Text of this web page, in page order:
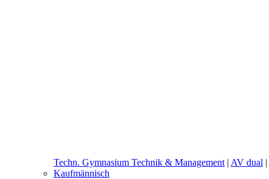
Techn. Gymnasium Technik & Management | AV dual |
Kaufmännisch